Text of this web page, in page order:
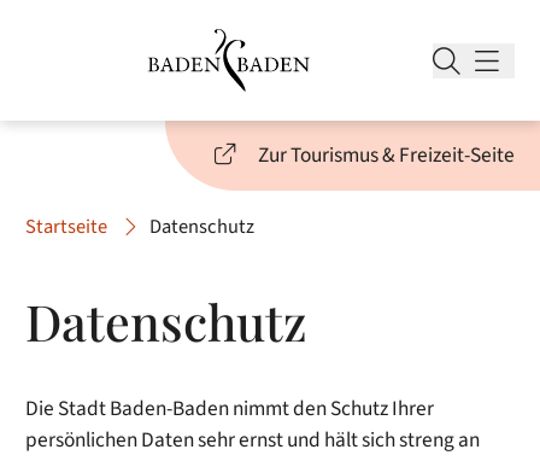
Zur Tourismus & Freizeit-Seite
Startseite Datenschutz
Datenschutz
Die Stadt Baden-Baden nimmt den Schutz Ihrer
persönlichen Daten sehr ernst und hält sich streng an